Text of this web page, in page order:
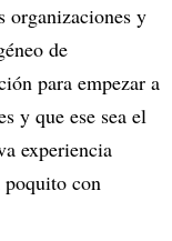
organizaciones y
de
para empezar a
y que ese sea el
experiencia
poquito con